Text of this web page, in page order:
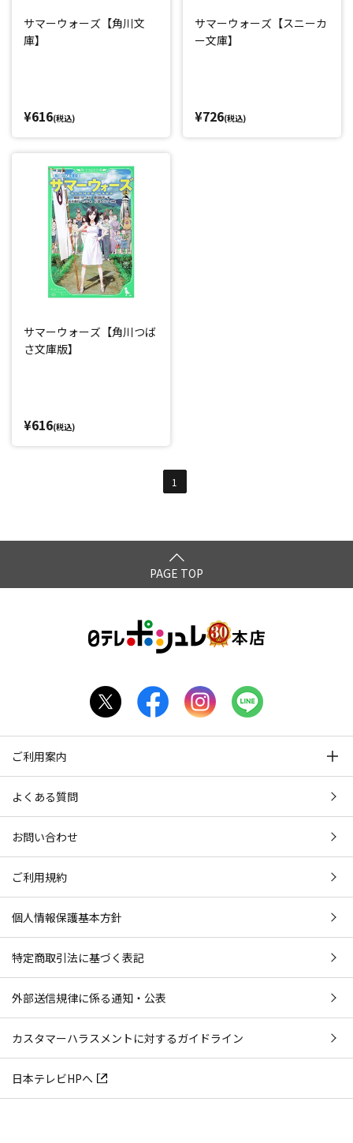
サマーウォーズ【角川文
庫】
¥616(税込)
サマーウォーズ【スニーカ
ー文庫】
¥726(税込)
サマーウォーズ【角川つば
さ文庫版】
¥616(税込)
1
PAGE TOP
ご利用案内
よくある質問
お問い合わせ
ご利用規約
個人情報保護基本方針
特定商取引法に基づく表記
外部送信規律に係る通知・公表
カスタマーハラスメントに対するガイドライン
日本テレビHPへ